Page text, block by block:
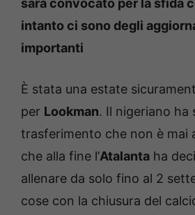
intanto ci sono degli
importanti
È stata una estate
per Lookman. Il nigeriano ha
trasferimento che non è mai
che alla fine l’Atalanta ha
allenare da solo fino al 2
cose con la chiusura del